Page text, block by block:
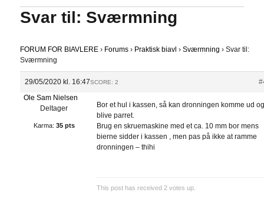
Svar til: Sværmning
FORUM FOR BIAVLERE › Forums › Praktisk biavl › Sværmning › Svar til:
Sværmning
29/05/2020 kl. 16:47SCORE: 2
Ole Sam Nielsen
Deltager
Karma: 35 pts
Bor et hul i kassen, så kan dronningen komme ud
blive parret.
Brug en skruemaskine med et ca. 10 mm bor mens
bierne sidder i kassen , men pas på ikke at ramme
dronningen – thihi
This post has received 2 votes up.